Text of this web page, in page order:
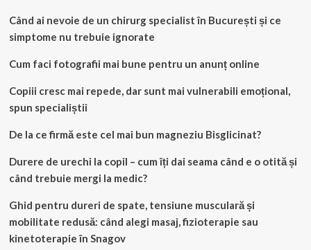
Când ai nevoie de un chirurg specialist în București și ce
simptome nu trebuie ignorate
Cum faci fotografii mai bune pentru un anunț online
Copiii cresc mai repede, dar sunt mai vulnerabili emoțional,
spun specialiștii
De la ce firmă este cel mai bun magneziu Bisglicinat?
Durere de urechi la copil – cum îți dai seama când e o otită și
când trebuie mergi la medic?
Ghid pentru dureri de spate, tensiune musculară și
mobilitate redusă: când alegi masaj, fizioterapie sau
kinetoterapie în Snagov